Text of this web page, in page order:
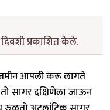
प्रकाशित केले.
जमीन आपली करू लागते
सागर दक्षिणेला जाऊन